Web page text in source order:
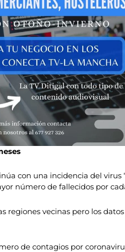
con una incidencia del virus
número de fallecidos por
regiones vecinas pero los
de contagios por